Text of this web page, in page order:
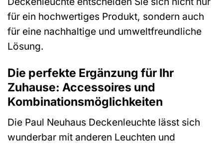
für ein hochwertiges Produkt, sondern auch
für eine nachhaltige und umweltfreundliche
Lösung.
Die perfekte Ergänzung für Ihr
Zuhause: Accessoires und
Kombinationsmöglichkeiten
Die Paul Neuhaus Deckenleuchte lässt sich
wunderbar mit anderen Leuchten und